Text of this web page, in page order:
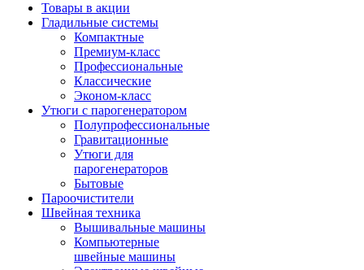
Товары в акции
Гладильные системы
Компактные
Премиум-класс
Профессиональные
Классические
Эконом-класс
Утюги с парогенератором
Полупрофессиональные
Гравитационные
Утюги для
парогенераторов
Бытовые
Пароочистители
Швейная техника
Вышивальные машины
Компьютерные
швейные машины